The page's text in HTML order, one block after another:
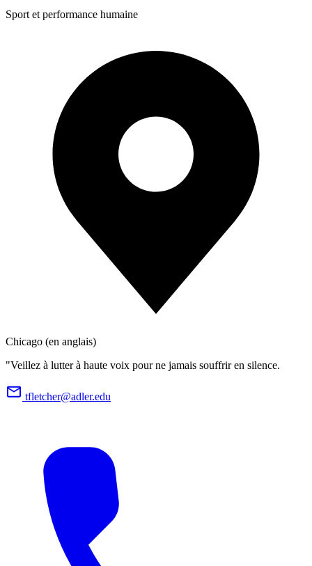
Sport et performance humaine
Chicago (en anglais)
"Veillez à lutter à haute voix pour ne jamais souffrir en silence.
tfletcher@adler.edu